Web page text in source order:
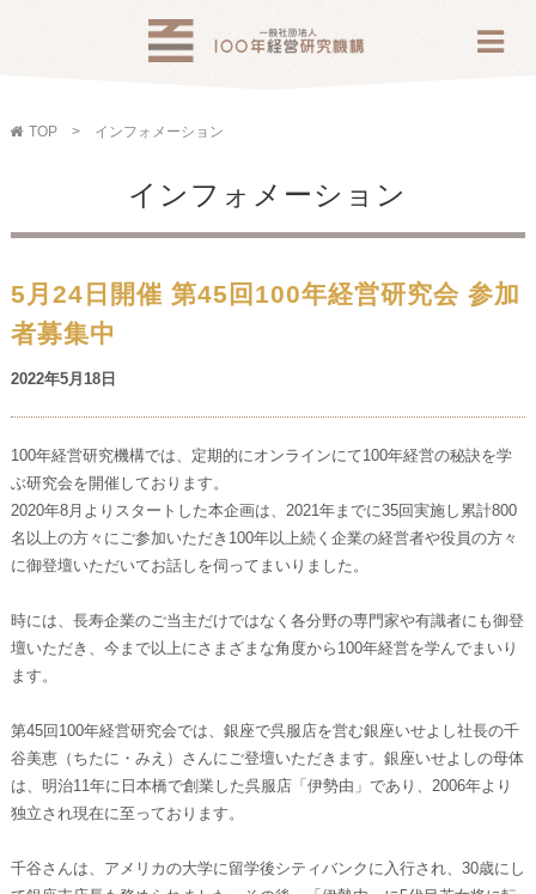
TOP インフォメーション
インフォメーション
5月24日開催 第45回100年経営研究会 参加
者募集中
2022年5月18日
100年経営研究機構では、定期的にオンラインにて100年経営の秘訣を学
ぶ研究会を開催しております。
2020年8月よりスタートした本企画は、2021年までに35回実施し累計800
名以上の方々にご参加いただき100年以上続く企業の経営者や役員の方々
に御登壇いただいてお話しを伺ってまいりました。
時には、長寿企業のご当主だけではなく各分野の専門家や有識者にも御登
壇いただき、今まで以上にさまざまな角度から100年経営を学んでまいり
ます。
第45回100年経営研究会では、銀座で呉服店を営む銀座いせよし社長の千
谷美恵（ちたに・みえ）さんにご登壇いただきます。銀座いせよしの母体
は、明治11年に日本橋で創業した呉服店「伊勢由」であり、2006年より
独立され現在に至っております。
千谷さんは、アメリカの大学に留学後シティバンクに入行され、30歳にし